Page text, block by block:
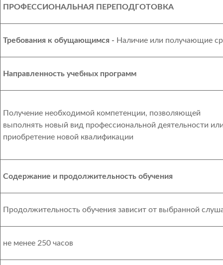
ПРОФЕССИОНАЛЬНАЯ ПЕРЕПОДГОТОВКА
Требования к обущающимся - Наличие или получающие
Направленность учебных программ
Получение необходимой компетенции, позволяющей
выполнять новый вид профессиональной деятельности
приобретение новой квалификации
Содержание и продолжительность обучения
Продолжительность обучения зависит от выбранной
не менее 250 часов